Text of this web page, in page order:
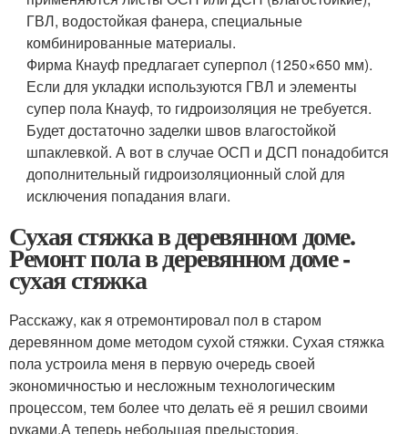
ГВЛ, водостойкая фанера, специальные
комбинированные материалы.
Фирма Кнауф предлагает суперпол (1250×650 мм).
Если для укладки используются ГВЛ и элементы
супер пола Кнауф, то гидроизоляция не требуется.
Будет достаточно заделки швов влагостойкой
шпаклевкой. А вот в случае ОСП и ДСП понадобится
дополнительный гидроизоляционный слой для
исключения попадания влаги.
Сухая стяжка в деревянном доме.
Ремонт пола в деревянном доме -
сухая стяжка
Расскажу, как я отремонтировал пол в старом
деревянном доме методом сухой стяжки. Сухая стяжка
пола устроила меня в первую очередь своей
экономичностью и несложным технологическим
процессом, тем более что делать её я решил своими
руками.А теперь небольшая предыстория.